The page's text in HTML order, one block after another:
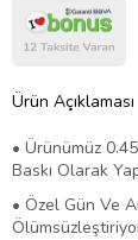
Ürün Açıklaması
• Ürünümüz
Baskı Olarak
• Özel Gün Ve